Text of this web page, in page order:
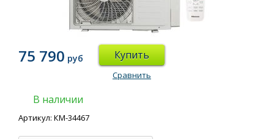
75 790 руб Купить
Сравнить
В наличии
Артикул: КМ-34467